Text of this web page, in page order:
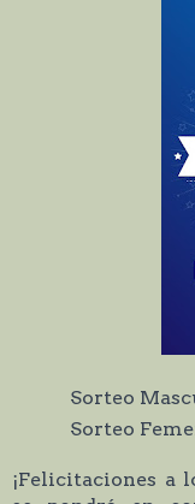
Sorteo
Sorteo
¡Felicitaciones a